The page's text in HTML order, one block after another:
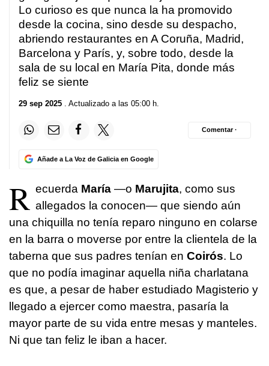
Lo curioso es que nunca la ha promovido
desde la cocina, sino desde su despacho,
abriendo restaurantes en A Coruña, Madrid,
Barcelona y París, y, sobre todo, desde la
sala de su local en María Pita, donde más
feliz se siente
29 sep 2025 . Actualizado a las 05:00 h.
Añade a La Voz de Galicia en Google
Comentar ·
R ecuerda María —o Marujita, como sus
allegados la conocen— que siendo aún
una chiquilla no tenía reparo ninguno en colarse
en la barra o moverse por entre la clientela de la
taberna que sus padres tenían en Coirós. Lo
que no podía imaginar aquella niña charlatana
es que, a pesar de haber estudiado Magisterio y
llegado a ejercer como maestra, pasaría la
mayor parte de su vida entre mesas y manteles.
Ni que tan feliz le iban a hacer.